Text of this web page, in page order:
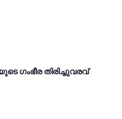
ഗംഭീര തിരിച്ചുവരവ്